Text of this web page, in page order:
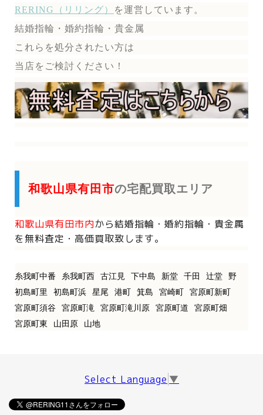
RERING（リリング）
を運営しています。
結婚指輪・婚約指輪・貴金属
これらを処分されたい方は
当店をご検討ください！
和歌山県有田市の宅配買取エリア
和歌山県有田市内から結婚指輪・婚約指輪・貴金属
を無料査定・高価買取致します。
糸我町中番 糸我町西 古江見 下中島 新堂 千田 辻堂
野
初島町里
初島町浜 星尾 港町 箕島 宮崎町
宮原町新町
宮原町須谷
宮原町滝 宮原町滝川原 宮原町道
宮原町畑
宮原町東
山田原 山地
Select Language ▼